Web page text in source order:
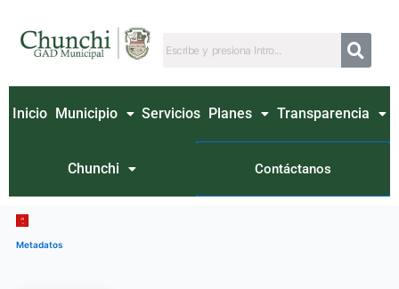
contenido
Inicio Municipio Servicios Planes Transparencia
Chunchi Contáctanos
Metadatos